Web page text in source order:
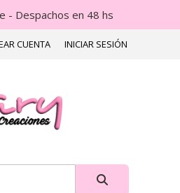
- Despachos en 48 hs
CUENTA INICIAR SESIÓN